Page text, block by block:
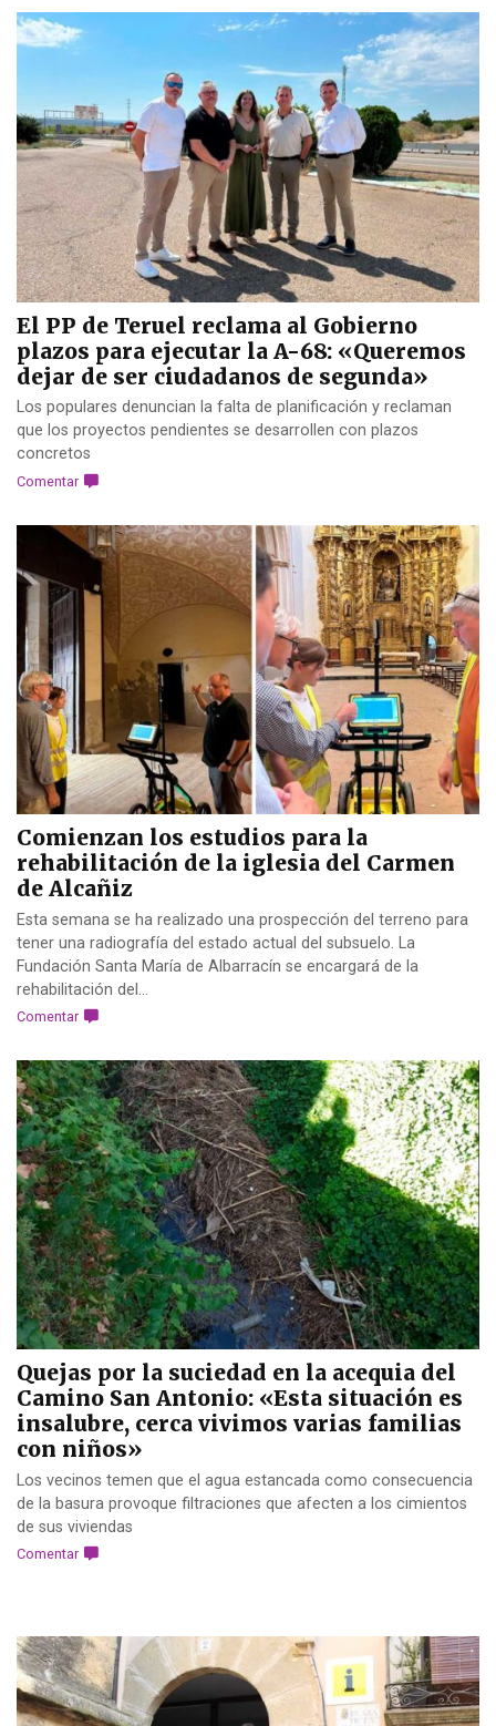
El PP de Teruel reclama al Gobierno
plazos para ejecutar la A-68: «Queremos
dejar de ser ciudadanos de segunda»
Los populares denuncian la falta de planificación y reclaman
que los proyectos pendientes se desarrollen con plazos
concretos
Comentar
Comienzan los estudios para la
rehabilitación de la iglesia del Carmen
de Alcañiz
Esta semana se ha realizado una prospección del terreno para
tener una radiografía del estado actual del subsuelo. La
Fundación Santa María de Albarracín se encargará de la
rehabilitación del...
Comentar
Quejas por la suciedad en la acequia del
Camino San Antonio: «Esta situación es
insalubre, cerca vivimos varias familias
con niños»
Los vecinos temen que el agua estancada como consecuencia
de la basura provoque filtraciones que afecten a los cimientos
de sus viviendas
Comentar